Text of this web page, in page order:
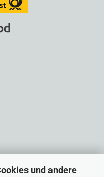
und andere